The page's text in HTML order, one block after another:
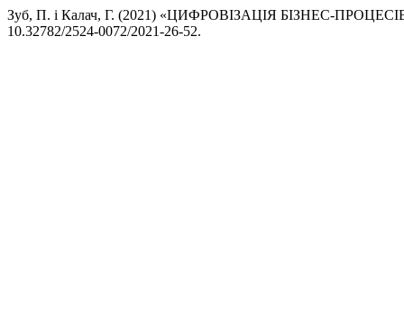
Зуб, П. і Калач, Г. (2021) «ЦИФРОВІЗАЦІЯ БІЗНЕС-
10.32782/2524-0072/2021-26-52.